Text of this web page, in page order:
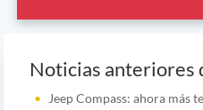
Noticias anteriores
Jeep Compass: ahora más